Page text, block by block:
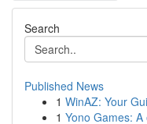
Search
Published News
1 WinAZ: Your
1 Yono Games: